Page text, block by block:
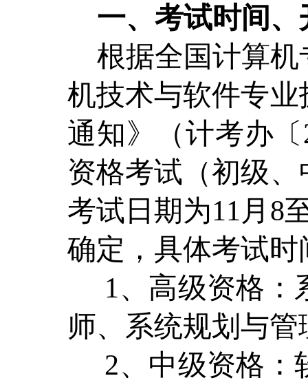
一、 考试时间、
根据全国计算
机技术与软件专
通知》（计考办
资格考试（初级
考试日期为11月8
确定，具体考试
1、高级资格：
师、系统规划与管
2、中级资格：